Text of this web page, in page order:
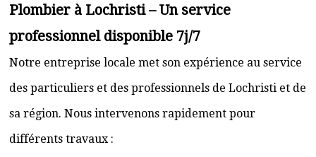
Plombier à Lochristi – Un service
professionnel disponible 7j/7
Notre entreprise locale met son expérience au service
des particuliers et des professionnels de Lochristi et de
sa région. Nous intervenons rapidement pour
différents travaux :